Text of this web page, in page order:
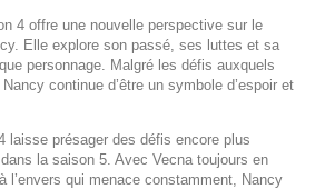
4 offre une nouvelle perspective sur le
Elle explore son passé, ses luttes et sa
personnage. Malgré les défis auxquels
continue d’être un symbole d’espoir et
laisse présager des défis encore plus
la saison 5. Avec Vecna toujours en
l’envers qui menace constamment, Nancy